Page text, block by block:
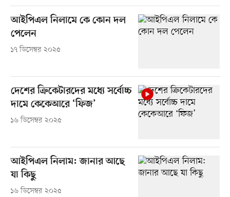
আইপিএল নিলামে কে কোন দল
পেলেন
১৭ ডিসেম্বর ২০২৫
দেশের ক্রিকেটারদের মধ্যে সর্বোচ্চ
দামে কেকেআরে ‘ফিজ’
১৬ ডিসেম্বর ২০২৫
আইপিএল নিলাম: জানার আছে
যা কিছু
১৬ ডিসেম্বর ২০২৫